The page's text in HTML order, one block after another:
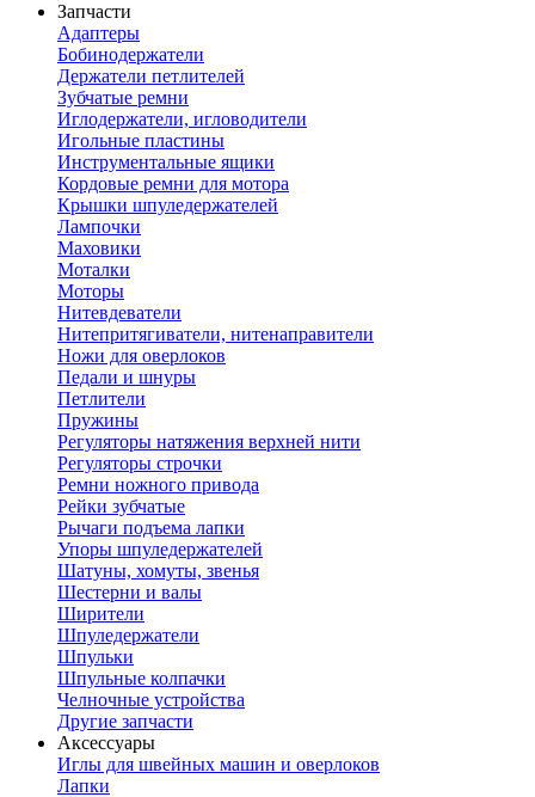
Запчасти
Адаптеры
Бобинодержатели
Держатели петлителей
Зубчатые ремни
Иглодержатели, игловодители
Игольные пластины
Инструментальные ящики
Кордовые ремни для мотора
Крышки шпуледержателей
Лампочки
Маховики
Моталки
Моторы
Нитевдеватели
Нитепритягиватели, нитенаправители
Ножи для оверлоков
Педали и шнуры
Петлители
Пружины
Регуляторы натяжения верхней нити
Регуляторы строчки
Ремни ножного привода
Рейки зубчатые
Рычаги подъема лапки
Упоры шпуледержателей
Шатуны, хомуты, звенья
Шестерни и валы
Ширители
Шпуледержатели
Шпульки
Шпульные колпачки
Челночные устройства
Другие запчасти
Аксессуары
Иглы для швейных машин и оверлоков
Лапки